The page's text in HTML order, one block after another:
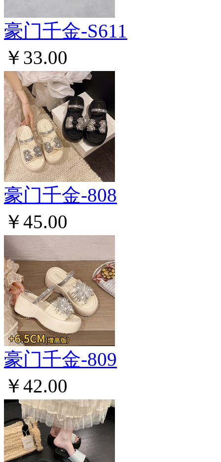
豪门千金-S611
￥33.00
豪门千金-808
￥45.00
豪门千金-809
￥42.00